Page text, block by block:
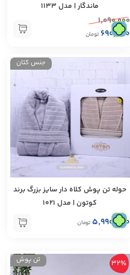
ماندگار | مدل 1133
۱,۰۹۰,۰۰۰
۶۹۰,۰۰۰ تومان
جنس کتان
+
حوله تن پوش کلاه دار سایز بزرگ برند
کوتون | مدل 1021
۵,۹۹۰,۰۰۰ تومان
تن پوش 32%